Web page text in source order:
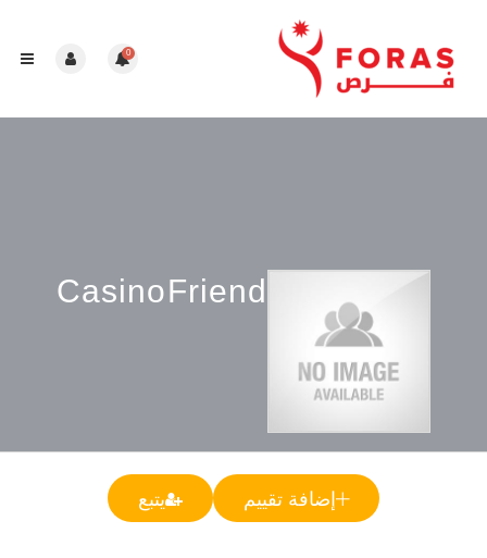
0
CasinoFriend
إضافة تقييم يتبع